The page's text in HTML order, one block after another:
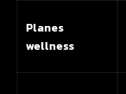
Planes
wellness